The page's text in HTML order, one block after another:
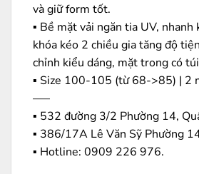
và giữ form tốt.
▪️ Bề mặt vải ngăn tia UV, nhanh
khóa kéo 2 chiều gia tăng độ
chỉnh kiểu dáng, mặt trong có
▪️ Size 100-105 (từ 68->85) | 2
—–
▪️ 532 đường 3/2 Phường 14,
▪️ 386/17A Lê Văn Sỹ Phường
▪️ Hotline: ‭0909 226 976.